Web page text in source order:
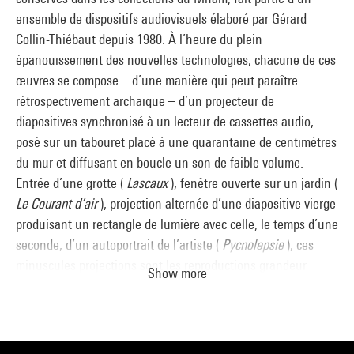
ensemble de dispositifs audiovisuels élaboré par Gérard
Collin-Thiébaut depuis 1980. À l’heure du plein
épanouissement des nouvelles technologies, chacune de ces
œuvres se compose – d’une manière qui peut paraître
rétrospectivement archaïque – d’un projecteur de
diapositives synchronisé à un lecteur de cassettes audio,
posé sur un tabouret placé à une quarantaine de centimètres
du mur et diffusant en boucle un son de faible volume.
Entrée d’une grotte ( Lascaux), fenêtre ouverte sur un jardin (
Le Courant d’air), projection alternée d’une diapositive vierge
produisant un rectangle de lumière avec celle, le temps d’une
seconde, d’un autoportrait de l’artiste ( Pycnolepsie), ces
minuscules projections sont les reproductions grandeur
Show more